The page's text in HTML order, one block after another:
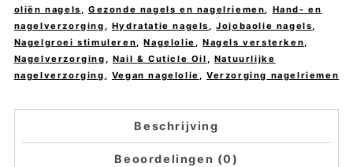
aantal
oliën nagels , Gezonde nagels en nagelriemen, Hand- en
nagelverzorging , Hydratatie nagels ,Jojobaolie nagels,
Nagelgroei stimuleren,Nagelolie ,Nagels versterken,
Nagelverzorging , Nail & Cuticle Oil , Natuurlijke
nagelverzorging , Vegan nagelolie , Verzorging nagelriemen
Beschrijving
Beoordelingen (0)